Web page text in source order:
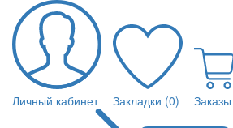
Личный кабинет Закладки (0) Заказы